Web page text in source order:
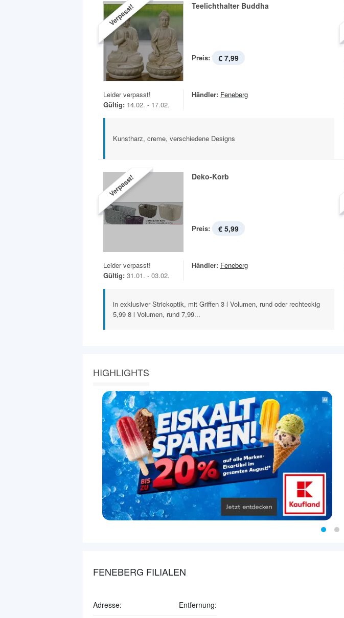
Verpasst! Teelichthalter Buddha
Preis: € 7,99
Leider verpasst!
Gültig: 14.02. - 17.02.
Händler: Feneberg
Kunstharz, creme, verschiedene Designs
Verpasst! Deko-Korb
Preis: € 5,99
Leider verpasst!
Gültig: 31.01. - 03.02.
Händler: Feneberg
in exklusiver Strickoptik, mit Griffen 3 l Volumen, rund oder rechteckig
5,99 8 l Volumen, rund 7,99...
HIGHLIGHTS
FENEBERG FILIALEN
Adresse: Entfernung: